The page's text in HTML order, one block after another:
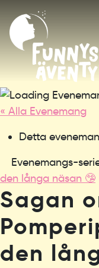
« Alla Evenemang
Detta
Evenemangs-
den långa näsan 🤥
Sagan
den